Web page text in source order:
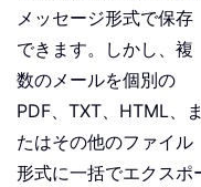
メッセージ形式で保存
できます。しかし、複
数のメールを個別の
PDF、TXT、HTML、ま
たはその他のファイル
形式に一括でエクス